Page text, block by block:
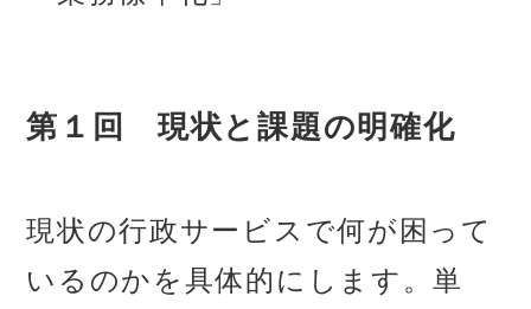
第１回 現状と課題の明確化
現状の行政サービスで何が困って
いるのかを具体的にします。単